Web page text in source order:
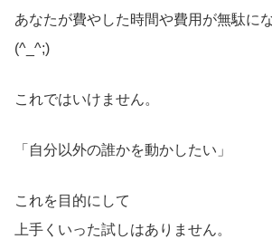
あなたが費やした時間や費用が無駄に
(^_^;)
これではいけません。
「自分以外の誰かを動かしたい」
これを目的にして
上手くいった試しはありません。